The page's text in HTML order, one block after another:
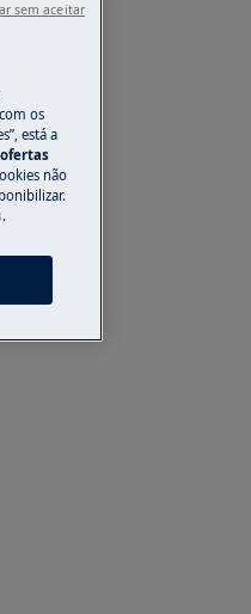
os
está a
ofertas
não
.
sem aceitar